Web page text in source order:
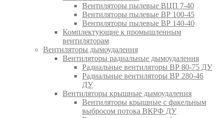
Вентиляторы пылевые ВЦП 7-40
Вентиляторы пылевые ВР 100-45
Вентиляторы пылевые ВР 140-40
Комплектующие к промышленным
вентиляторам
Вентиляторы дымоудаления
Вентиляторы радиальные дымоудаления
Радиальные вентиляторы ВР 80-75 ДУ
Радиальные вентиляторы ВР 280-46
ДУ
Вентиляторы крышные дымоудаления
Вентиляторы крышные с факельным
выбросом потока ВКРФ ДУ